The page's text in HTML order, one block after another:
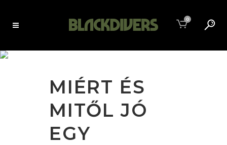
0
MIÉRT ÉS
MITŐL JÓ
EGY